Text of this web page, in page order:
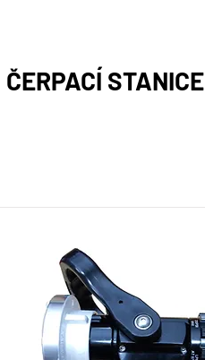
ČERPACÍ STANICE